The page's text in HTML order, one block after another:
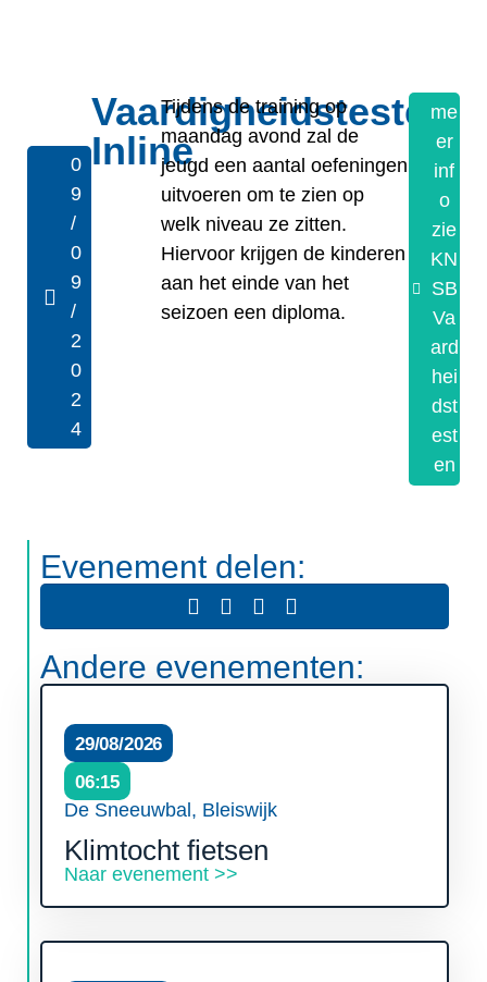
0
9
/
0
9
/
2
0
2
4
Vaardigheidstesten
Inline
Tijdens de training op
maandag avond zal de
jeugd een aantal oefeningen
uitvoeren om te zien op
welk niveau ze zitten.
Hiervoor krijgen de kinderen
aan het einde van het
seizoen een diploma.
me
er
inf
o
zie
KN
SB
Va
ard
hei
dst
est
en
Evenement delen:
Andere evenementen:
29/08/2026
06:15
De Sneeuwbal, Bleiswijk
Klimtocht fietsen
Naar evenement >>